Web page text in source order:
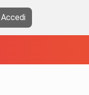
Accedi